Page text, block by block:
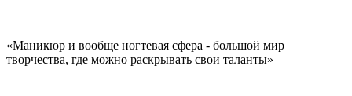
«Маникюр и вообще ногтевая сфера - большой мир
творчества, где можно раскрывать свои таланты»